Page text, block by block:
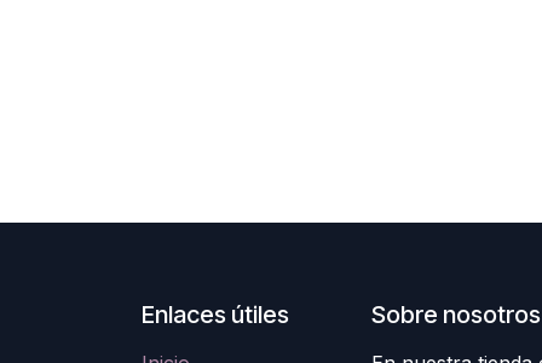
Enlaces útiles Sobre nosotros